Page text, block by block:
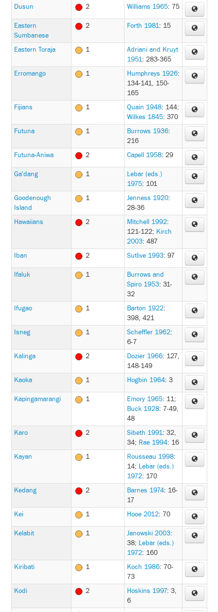
Dusun 2 Williams 1965: 75
Eastern
Sumbanese
2 Forth 1981: 15
Eastern Toraja 1
Adriani and Kruyt
1951: 283-365
Erromango
1 Humphreys 1926:
134-141, 150-
165
Fijians
1 Quain 1948: 144;
Wilkes 1845: 370
Futuna
1 Burrows 1936:
216
Futuna-Aniwa
2 Capell 1958: 29
Ga'dang 1
Lebar (eds.)
1975: 101
Goodenough
Island
1 Jenness 1920:
28-36
Hawaiians
2 Mitchell 1992:
121-122; Kirch
2003: 487
Iban
2 Sutlive 1993: 97
Ifaluk 1
Burrows and
Spiro 1953: 31-
32
Ifugao
1 Barton 1922:
398, 421
Isneg
1 Scheffler 1962:
6-7
Kalinga
2 Dozier 1966: 127,
148-149
Kaoka
1 Hogbin 1964: 3
Kapingamarangi 1 Emory 1965: 11;
Buck 1928: 7-49,
48
Karo
2 Sibeth 1991: 32,
34; Rae 1994: 16
Kayan
1 Rousseau 1998:
14; Lebar (eds.)
1972: 170
Kedang
2 Barnes 1974: 16-
17
Kei
1 Hooe 2012: 70
Kelabit 1 Janowski 2003:
38; Lebar (eds.)
1972: 160
Kiribati
1 Koch 1986: 70-
73
Kodi
2 Hoskins 1997: 3,
6